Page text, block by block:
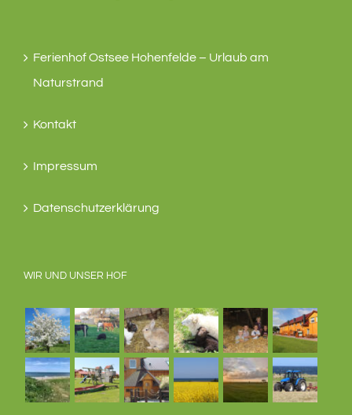
Ferienhof Ostsee Hohenfelde – Urlaub am
Naturstrand
Kontakt
Impressum
Datenschutzerklärung
WIR UND UNSER HOF